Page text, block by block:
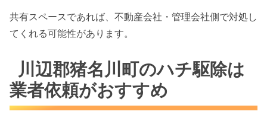
共有スペースであれば、不動産会社・管理会社側で対処し
てくれる可能性があります。
川辺郡猪名川町のハチ駆除は
業者依頼がおすすめ